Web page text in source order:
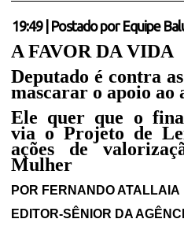
19:49| Postado por Equipe
A FAVOR DA VIDA
Deputado é contra
mascarar o apoio ao
Ele quer que o
via o Projeto de
ações de
Mulher
POR FERNANDO ATALLAIA
EDITOR-SÊNIOR DA